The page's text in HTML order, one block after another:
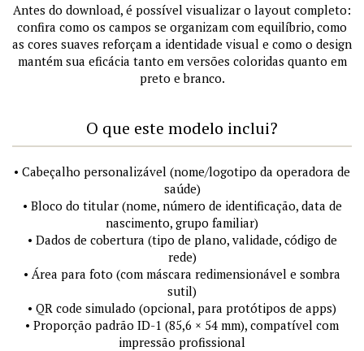
Antes do download, é possível visualizar o layout completo:
confira como os campos se organizam com equilíbrio, como
as cores suaves reforçam a identidade visual e como o design
mantém sua eficácia tanto em versões coloridas quanto em
preto e branco.
O que este modelo inclui?
• Cabeçalho personalizável (nome/logotipo da operadora de
saúde)
• Bloco do titular (nome, número de identificação, data de
nascimento, grupo familiar)
• Dados de cobertura (tipo de plano, validade, código de
rede)
• Área para foto (com máscara redimensionável e sombra
sutil)
• QR code simulado (opcional, para protótipos de apps)
• Proporção padrão ID-1 (85,6 × 54 mm), compatível com
impressão profissional